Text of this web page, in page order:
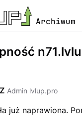
Archiwum
Admin lvlup.pro
już naprawiona.